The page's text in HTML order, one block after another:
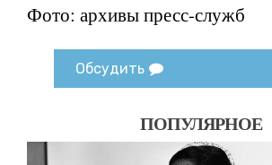
Фото: архивы пресс-служб
Обсудить
ПОПУЛЯРНОЕ